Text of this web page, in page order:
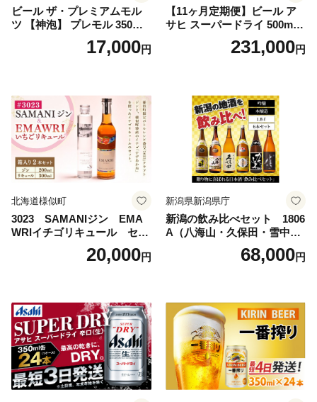
ビール ザ・プレミアムモル
ツ 【神泡】 プレモル 350ml
× 24本 サントリー〈天然水の
ビール工場〉群馬※沖縄・離
17,000円
【11ヶ月定期便】ビール ア
サヒ スーパードライ 500ml 2
4本 1ケース×11ヶ月 | アサヒ
ビール 究極の辛口 酒 お酒 ア
uper dry 11回 缶ビール 缶 ギ
フト 内祝い 茨城県守谷市 送
料無料
231,000円
北海道様似町
3023 SAMANIジン EMA
WRIイチゴリキュール セッ
ト（箱入り）【大人の味 酒
お酒 洋酒 スピリッツ クラフ
セット 詰め合わせ カクテル
ソーダ割り アルコール ロッ
ク ソーダ ジントニック 】
20,000円
新潟県新潟県庁
新潟の飲み比べセット 1806
A（八海山・久保田・雪中
梅・越乃寒梅・かたふね・千
68,000円